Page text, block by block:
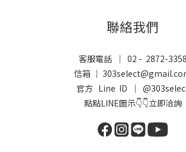
聯絡我們
客服電話 ｜ 02 - 2872-3358
信箱 ｜
官方 Line ID ｜
點點LINE圖示👇👇立即洽詢